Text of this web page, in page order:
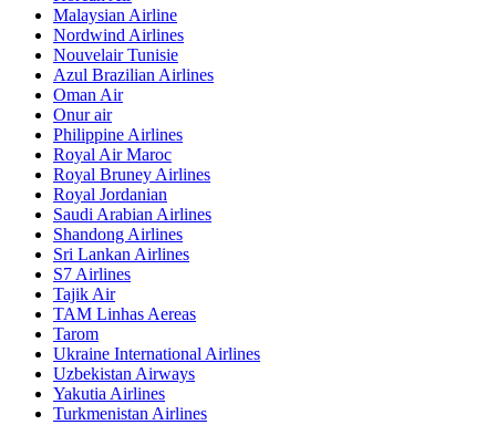
Malaysian Airline
Nordwind Airlines
Nouvelair Tunisie
Azul Brazilian Airlines
Oman Air
Onur air
Philippine Airlines
Royal Air Maroc
Royal Bruney Airlines
Royal Jordanian
Saudi Arabian Airlines
Shandong Airlines
Sri Lankan Airlines
S7 Airlines
Tajik Air
TAM Linhas Aereas
Tarom
Ukraine International Airlines
Uzbekistan Airways
Yakutia Airlines
Turkmenistan Airlines